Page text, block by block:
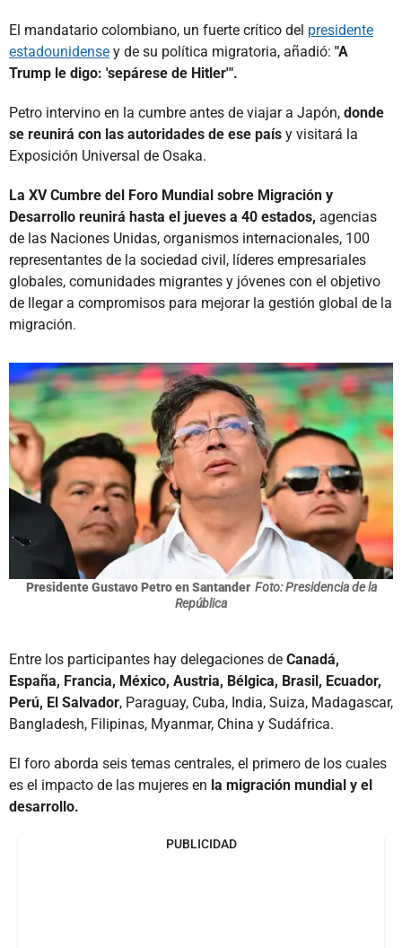
El mandatario colombiano, un fuerte crítico del presidente
estadounidense y de su política migratoria, añadió: "A
Trump le digo: 'sepárese de Hitler'".
Petro intervino en la cumbre antes de viajar a Japón, donde
se reunirá con las autoridades de ese país y visitará la
Exposición Universal de Osaka.
La XV Cumbre del Foro Mundial sobre Migración y
Desarrollo reunirá hasta el jueves a 40 estados, agencias
de las Naciones Unidas, organismos internacionales, 100
representantes de la sociedad civil, líderes empresariales
globales, comunidades migrantes y jóvenes con el objetivo
de llegar a compromisos para mejorar la gestión global de la
migración.
Presidente Gustavo Petro en Santander Foto: Presidencia de la
República
Entre los participantes hay delegaciones de Canadá,
España, Francia, México, Austria, Bélgica, Brasil, Ecuador,
Perú, El Salvador, Paraguay, Cuba, India, Suiza, Madagascar,
Bangladesh, Filipinas, Myanmar, China y Sudáfrica.
El foro aborda seis temas centrales, el primero de los cuales
es el impacto de las mujeres en la migración mundial y el
desarrollo.
PUBLICIDAD